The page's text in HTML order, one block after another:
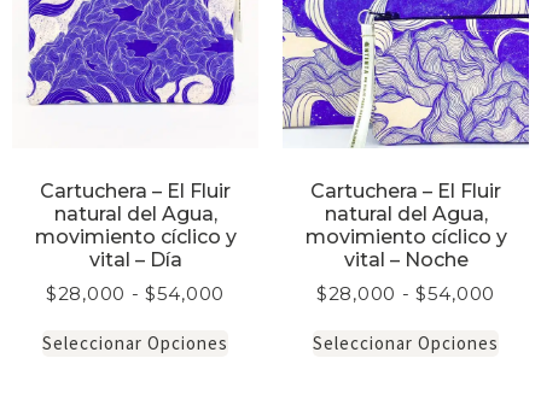
Cartuchera – El Fluir
natural del Agua,
movimiento cíclico y
vital – Día
$28,000 - $54,000
Seleccionar Opciones
Cartuchera – El Fluir
natural del Agua,
movimiento cíclico y
vital – Noche
$28,000 - $54,000
Seleccionar Opciones